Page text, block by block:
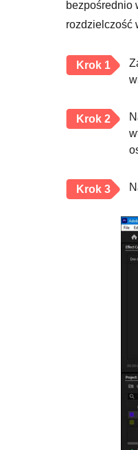
bezpośrednio
rozdzielczość
Krok 1
Krok 2
Krok 3